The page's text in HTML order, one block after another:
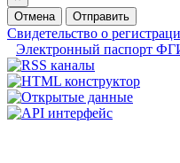
Отмена
Отправить
Свидетельство о
Электронный паспорт